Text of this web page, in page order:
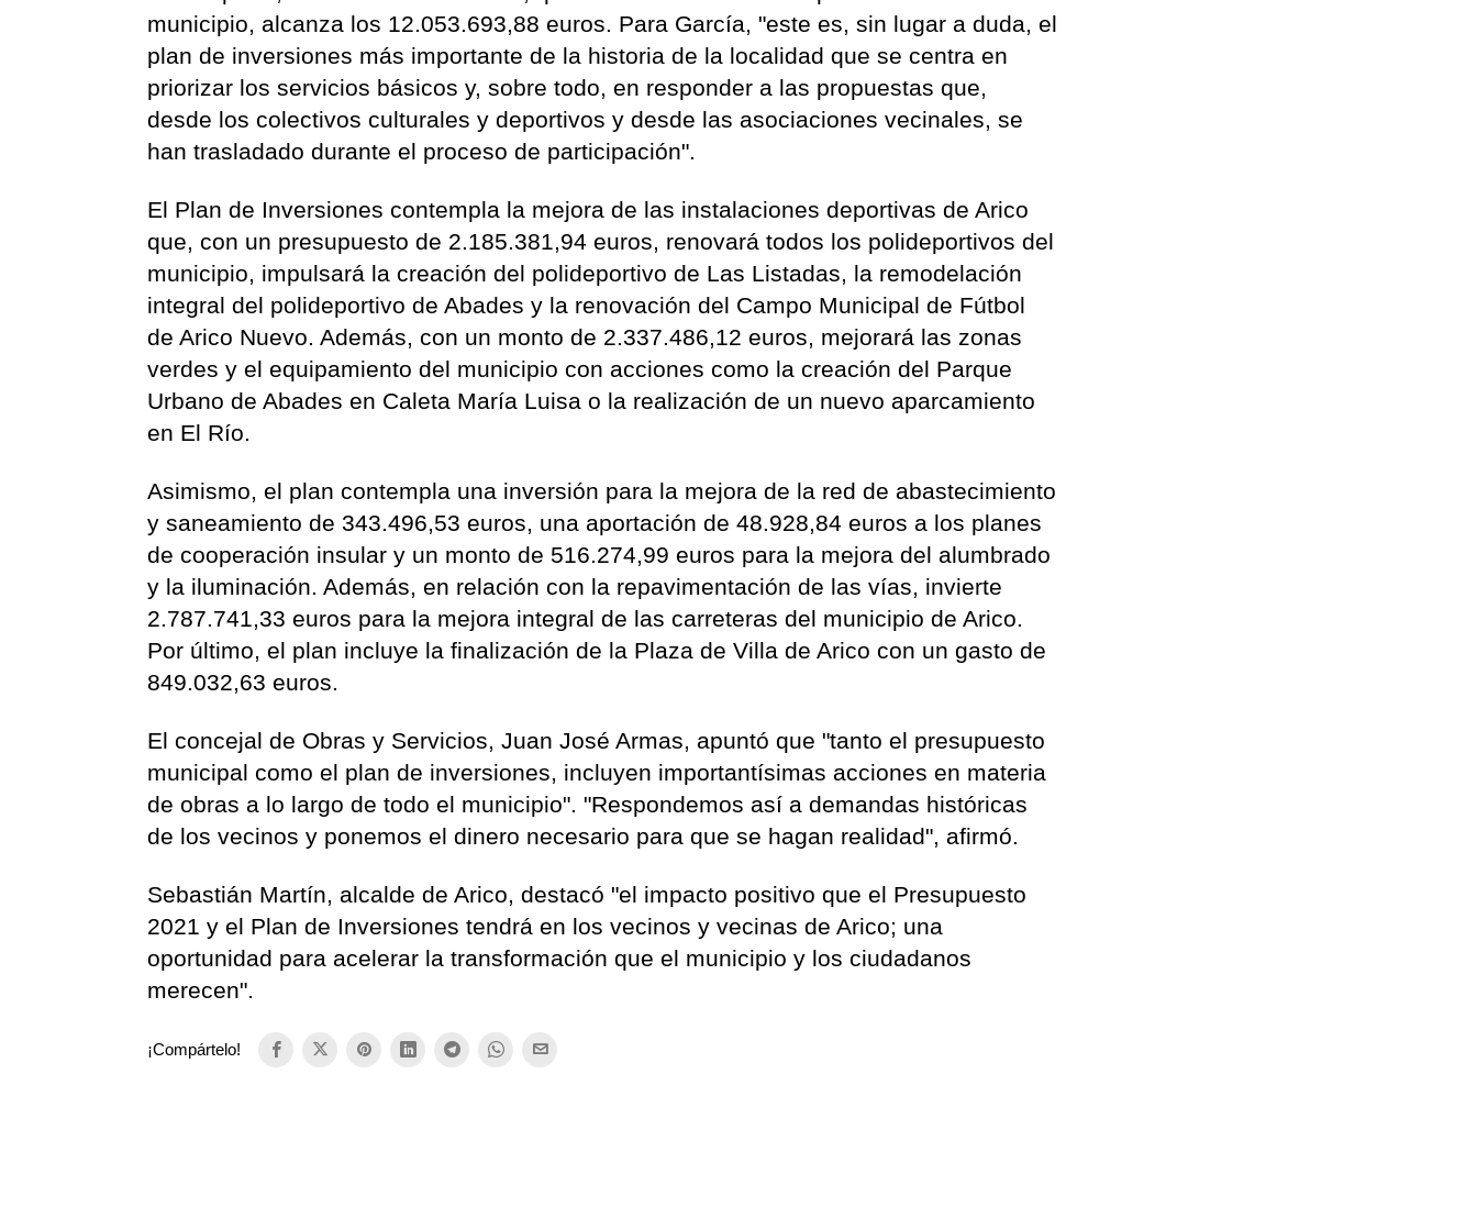
municipio, alcanza los 12.053.693,88 euros. Para García, "este es, sin lugar a duda, el
plan de inversiones más importante de la historia de la localidad que se centra en
priorizar los servicios básicos y, sobre todo, en responder a las propuestas que,
desde los colectivos culturales y deportivos y desde las asociaciones vecinales, se
han trasladado durante el proceso de participación".
El Plan de Inversiones contempla la mejora de las instalaciones deportivas de Arico
que, con un presupuesto de 2.185.381,94 euros, renovará todos los polideportivos del
municipio, impulsará la creación del polideportivo de Las Listadas, la remodelación
integral del polideportivo de Abades y la renovación del Campo Municipal de Fútbol
de Arico Nuevo. Además, con un monto de 2.337.486,12 euros, mejorará las zonas
verdes y el equipamiento del municipio con acciones como la creación del Parque
Urbano de Abades en Caleta María Luisa o la realización de un nuevo aparcamiento
en El Río.
Asimismo, el plan contempla una inversión para la mejora de la red de abastecimiento
y saneamiento de 343.496,53 euros, una aportación de 48.928,84 euros a los planes
de cooperación insular y un monto de 516.274,99 euros para la mejora del alumbrado
y la iluminación. Además, en relación con la repavimentación de las vías, invierte
2.787.741,33 euros para la mejora integral de las carreteras del municipio de Arico.
Por último, el plan incluye la finalización de la Plaza de Villa de Arico con un gasto de
849.032,63 euros.
El concejal de Obras y Servicios, Juan José Armas, apuntó que "tanto el presupuesto
municipal como el plan de inversiones, incluyen importantísimas acciones en materia
de obras a lo largo de todo el municipio". "Respondemos así a demandas históricas
de los vecinos y ponemos el dinero necesario para que se hagan realidad", afirmó.
Sebastián Martín, alcalde de Arico, destacó "el impacto positivo que el Presupuesto
2021 y el Plan de Inversiones tendrá en los vecinos y vecinas de Arico; una
oportunidad para acelerar la transformación que el municipio y los ciudadanos
merecen".
¡Compártelo!